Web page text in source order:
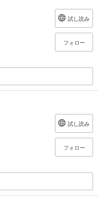
試し読み
フォロー
試し読み
フォロー